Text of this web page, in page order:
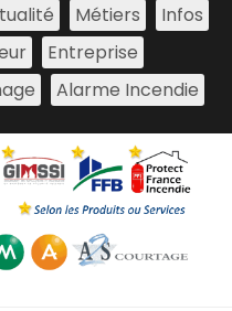
Métiers
Infos
Entreprise
Alarme Incendie